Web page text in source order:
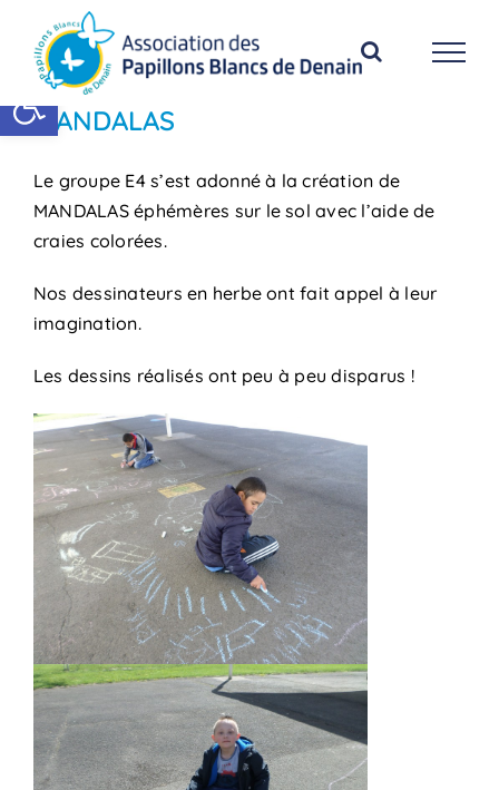
Ouvrir la barre d’outils
contenu
MANDALAS
Le groupe E4 s’est adonné à la création de
MANDALAS éphémères sur le sol avec l’aide de
craies colorées.
Nos dessinateurs en herbe ont fait appel à leur
imagination.
Les dessins réalisés ont peu à peu disparus !